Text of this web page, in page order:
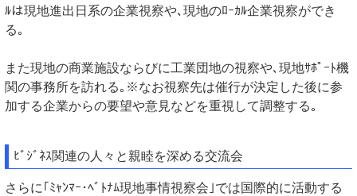
ﾙは現地進出日系の企業視察や､現地のﾛｰｶﾙ企業視察ができ
る｡
また現地の商業施設ならびに工業団地の視察や､現地ｻﾎﾟｰﾄ機
関の事務所を訪れる｡※なお視察先は催行が決定した後に参
加する企業からの要望や意見などを重視して調整する｡
ﾋﾞｼﾞﾈｽ関連の人々と親睦を深める交流会
さらに｢ﾐｬﾝﾏｰ･ﾍﾞﾄﾅﾑ現地事情視察会｣では国際的に活動する